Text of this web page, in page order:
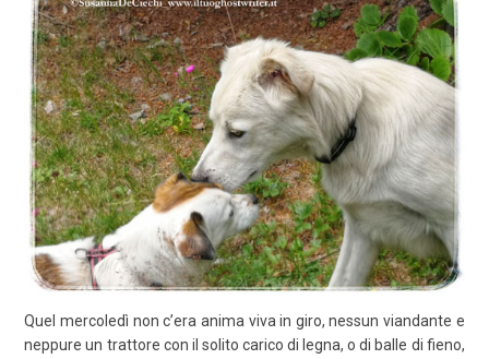
Quel mercoledì non c’era anima viva in giro, nessun viandante e
neppure un trattore con il solito carico di legna, o di balle di fieno,